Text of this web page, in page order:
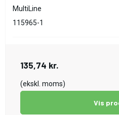
MultiLine
115965-1
135,74 kr.
(ekskl. moms)
Vis